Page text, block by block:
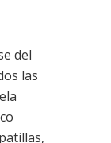
del
las